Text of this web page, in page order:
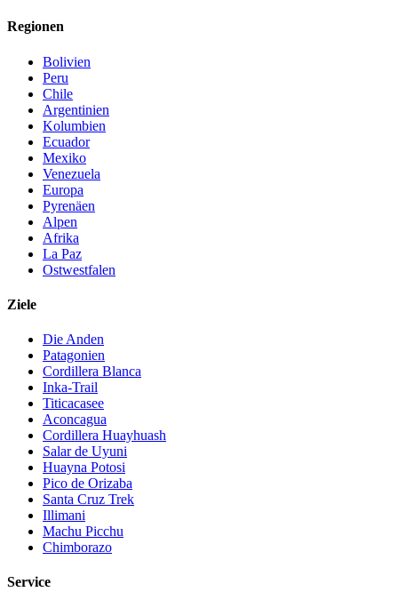
Regionen
Bolivien
Peru
Chile
Argentinien
Kolumbien
Ecuador
Mexiko
Venezuela
Europa
Pyrenäen
Alpen
Afrika
La Paz
Ostwestfalen
Ziele
Die Anden
Patagonien
Cordillera Blanca
Inka-Trail
Titicacasee
Aconcagua
Cordillera Huayhuash
Salar de Uyuni
Huayna Potosi
Pico de Orizaba
Santa Cruz Trek
Illimani
Machu Picchu
Chimborazo
Service